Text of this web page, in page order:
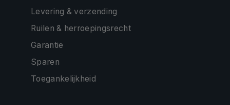
Levering & verzending
Ruilen & herroepingsrecht
Garantie
Sparen
Toegankelijkheid